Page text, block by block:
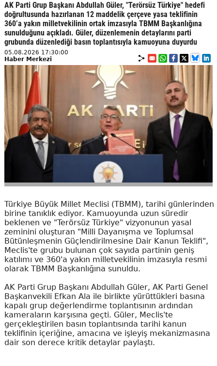
AK Parti Grup Başkanı Abdullah Güler, "Terörsüz Türkiye" hedefi
doğrultusunda hazırlanan 12 maddelik çerçeve yasa teklifinin
360’a yakın milletvekilinin ortak imzasıyla TBMM Başkanlığına
sunulduğunu açıkladı. Güler, düzenlemenin detaylarını parti
grubunda düzenlediği basın toplantısıyla kamuoyuna duyurdu
05.08.2026 17:30:00
Haber Merkezi
Türkiye Büyük Millet Meclisi (TBMM), tarihi günlerinden
birine tanıklık ediyor. Kamuoyunda uzun süredir
beklenen ve "Terörsüz Türkiye" vizyonunun yasal
zeminini oluşturan "Milli Dayanışma ve Toplumsal
Bütünleşmenin Güçlendirilmesine Dair Kanun Teklifi",
Meclis'te grubu bulunan çok sayıda partinin geniş
katılımı ve 360'a yakın milletvekilinin imzasıyla resmi
olarak TBMM Başkanlığına sunuldu.
AK Parti Grup Başkanı Abdullah Güler, AK Parti Genel
Başkanvekili Efkan Ala ile birlikte yürüttükleri basına
kapalı grup değerlendirme toplantısının ardından
kameraların karşısına geçti. Güler, Meclis'te
gerçekleştirilen basın toplantısında tarihi kanun
teklifinin içeriğine, amacına ve işleyiş mekanizmasına
dair son derece kritik detaylar paylaştı.